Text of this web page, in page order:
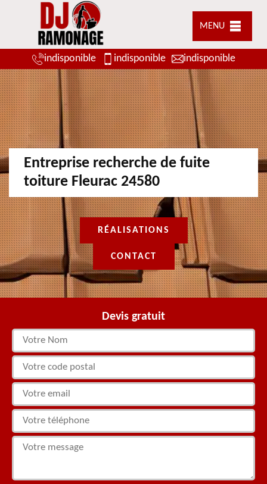
MENU
indisponible indisponible indisponible
Entreprise recherche de fuite
toiture Fleurac 24580
RÉALISATIONS
CONTACT
Devis gratuit